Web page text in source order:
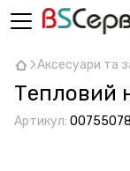
Аксесуари та
Тепловий
Артикул: 00755078